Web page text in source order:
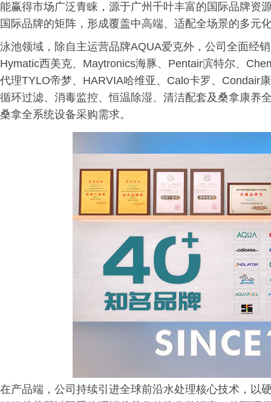
能赢得市场广泛青睐，源于广州千叶丰富的国际品牌资
国际品牌的矩阵，形成覆盖中高端、适配全场景的多元
泳池领域，除自主运营品牌AQUA爱克外，公司全面经
Hymatic西美克、Maytronics海豚、Pentair滨特尔、
代理TYLO帝梦、HARVIA哈维亚、Calo卡罗、Condair
循环过滤、消毒监控、恒温除湿、清洁配套及桑拿康养
桑拿全系统设备采购需求。
在产品端，公司持续引进全球前沿水处理核心技术，以